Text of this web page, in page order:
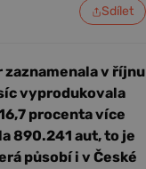
Sdílet
v říjnu
vyprodukovala
procenta více
890.241 aut, to je
působí i v České